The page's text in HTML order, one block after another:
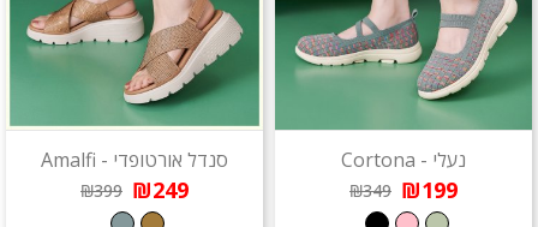
נעלי - Cortona
₪199
₪349
סנדל אורטופדי - Amalfi
₪249
₪399